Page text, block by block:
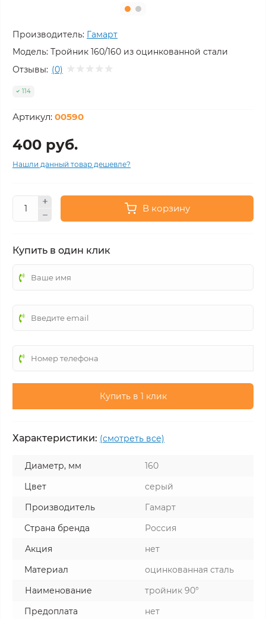
Производитель: Гамарт
Модель: Тройник 160/160 из оцинкованной стали
Отзывы: (0)
114
Артикул: 00590
400 руб.
Нашли данный товар дешевле?
В корзину
Купить в один клик
Купить в 1 клик
Характеристики: (смотреть все)
Диаметр, мм
160
Цвет
серый
Производитель
Гамарт
Страна бренда
Россия
Акция
нет
Материал
оцинкованная сталь
Наименование
тройник 90°
Предоплата
нет